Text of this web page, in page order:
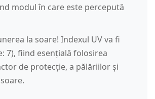
modul în care este percepută
la soare! Indexul UV va fi
7), fiind esențială folosirea
de protecție, a pălăriilor și